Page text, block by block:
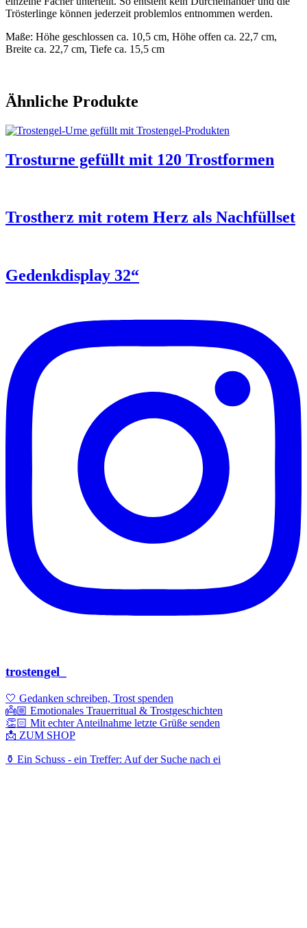
Trösterlinge können jederzeit problemlos entnommen werden.
Maße: Höhe geschlossen ca. 10,5 cm, Höhe offen ca. 22,7 cm,
Breite ca. 22,7 cm, Tiefe ca. 15,5 cm
Ähnliche Produkte
Trosturne gefüllt mit 120 Trostformen
Trostherz mit rotem Herz als Nachfüllset
Gedenkdisplay 32“
trostengel_
🤍 Gedanken schreiben, Trost spenden
👼🏼 Emotionales Trauerritual & Trostgeschichten
👏🏻 Mit echter Anteilnahme letzte Grüße senden
📩 ZUM SHOP
⚱️ Ein Schuss - ein Treffer: Auf der Suche nach ei